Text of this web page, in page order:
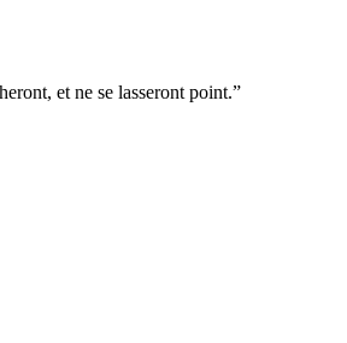
et ne se lasseront point.”